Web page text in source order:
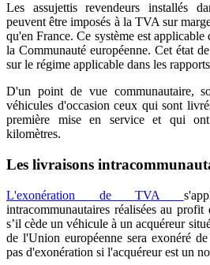
Les assujettis revendeurs installés
peuvent être imposés à la TVA sur
qu'en France. Ce système est applicable
la Communauté européenne. Cet état
sur le régime applicable dans les
D'un point de vue communautaire,
véhicules d'occasion ceux qui sont
première mise en service et qui
kilomètres.
Les livraisons
L'exonération de TVA
intracommunautaires réalisées au
s’il cède un véhicule à un acquéreur
de l'Union européenne sera exonéré
pas d'exonération si l'acquéreur est un